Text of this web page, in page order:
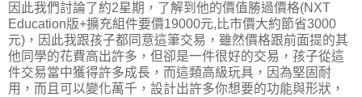
因此我們討論了約2星期，了解到他的價值勝過價格(NXT
Education版+擴充組件要價19000元,比市價大約節省3000
元)，因此我跟孩子都同意這筆交易，雖然價格跟前面提的其
他同學的花費高出許多，但卻是一件很好的交易，孩子從這
件交易當中獲得許多成長，而這類高級玩具，因為堅固耐
用，而且可以變化萬千，設計出許多你想要的功能與形狀，